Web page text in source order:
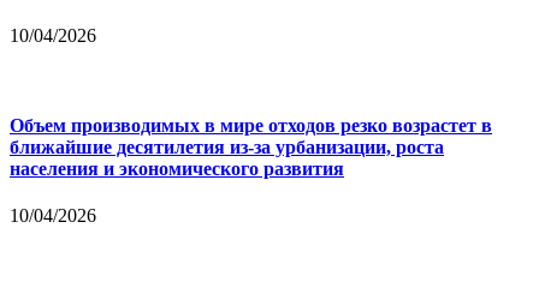
10/04/2026
Объем производимых в мире отходов резко возрастет в
ближайшие десятилетия из-за урбанизации, роста
населения и экономического развития
10/04/2026